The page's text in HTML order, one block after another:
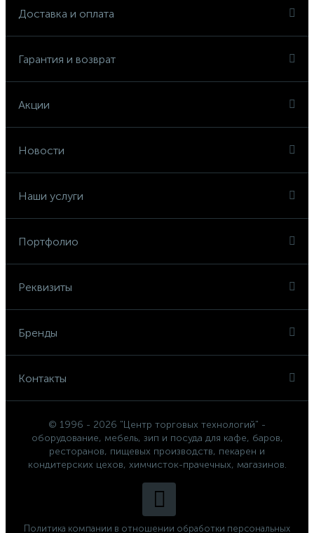
Доставка и оплата
Гарантия и возврат
Акции
Новости
Наши услуги
Портфолио
Реквизиты
Бренды
Контакты
© 1996 - 2026 "Центр торговых технологий" -
оборудование, мебель, зип и посуда для кафе, баров,
ресторанов, пищевых производств, пекарен и
кондитерских цехов, химчисток-прачечных, магазинов.
Политика компании в отношении обработки персональных